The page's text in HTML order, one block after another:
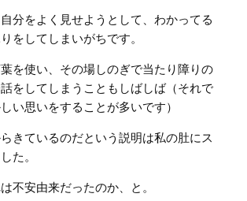
分をよく見せようとして、わかってる
をしてしまいがちです。
を使い、その場しのぎで当たり障りの
をしてしまうこともしばしば（それで
い思いをすることが多いです）
きているのだという説明は私の肚にス
た。
不安由来だったのか、と。